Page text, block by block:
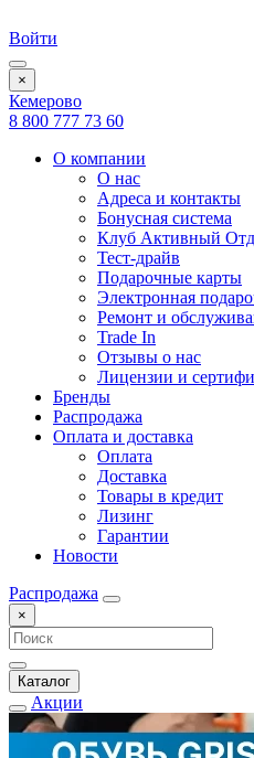
Войти
×
Кемерово
8 800 777 73 60
О компании
О нас
Адреса и контакты
Бонусная система
Клуб Активный
Тест-драйв
Подарочные карты
Электронная
Ремонт и
Trade In
Отзывы о нас
Лицензии и
Бренды
Распродажа
Оплата и доставка
Оплата
Доставка
Товары в кредит
Лизинг
Гарантии
Новости
Распродажа
×
Каталог
Акции